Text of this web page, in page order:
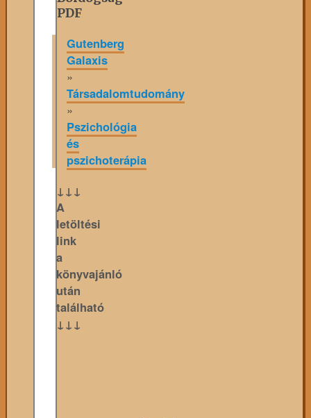
PDF
Gutenberg
Galaxis
»
Társadalomtudomány
»
Pszichológia
és
pszichoterápia
↓↓↓
A
letöltési
link
a
könyvajánló
után
található
↓↓↓